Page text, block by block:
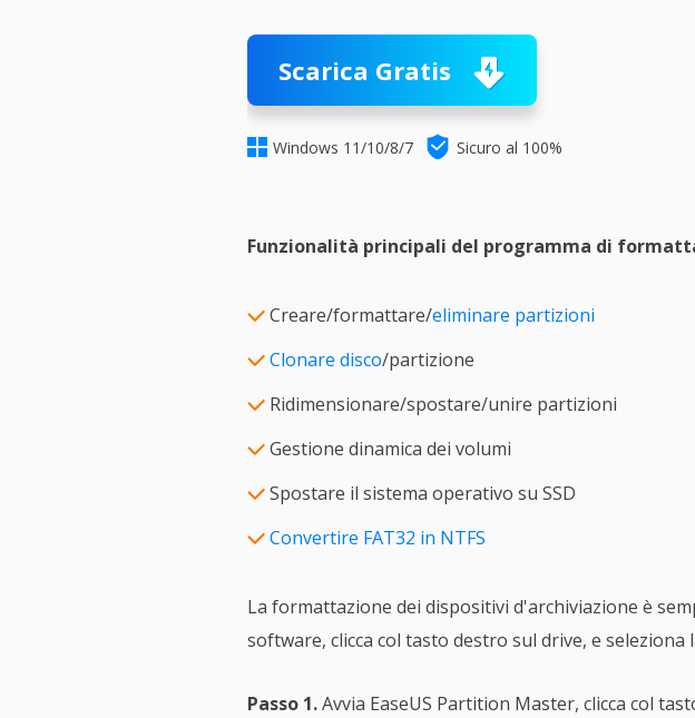
Scarica Gratis
 Windows 11/10/8/7  Sicuro al 100%
Funzionalità principali del programma di
Creare/formattare/eliminare partizioni
Clonare disco/partizione
Ridimensionare/spostare/unire partizioni
Gestione dinamica dei volumi
Spostare il sistema operativo su SSD
Convertire FAT32 in NTFS
La formattazione dei dispositivi d'archiviazione è
software, clicca col tasto destro sul drive, e seleziona
Passo 1.Avvia EaseUS Partition Master, clicca col